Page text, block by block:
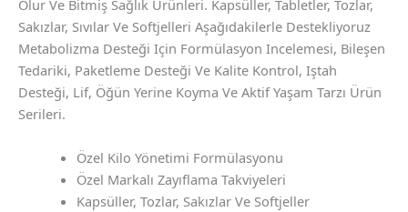
Olur Ve Bitmiş Sağlık Ürünleri. Kapsüller, Tabletler, Tozlar,
Sakızlar, Sıvılar Ve Softjelleri Aşağıdakilerle Destekliyoruz
Metabolizma Desteği Için Formülasyon Incelemesi, Bileşen
Tedariki, Paketleme Desteği Ve Kalite Kontrol, Iştah
Desteği, Lif, Öğün Yerine Koyma Ve Aktif Yaşam Tarzı Ürün
Serileri.
Özel Kilo Yönetimi Formülasyonu
Özel Markalı Zayıflama Takviyeleri
Kapsüller, Tozlar, Sakızlar Ve Softjeller